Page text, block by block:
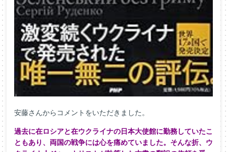
安藤さんからコメントをいただきました。
過去に在ロシアと在ウクライナの日本大使館に勤務していたこ
ともあり、両国の戦争には心を痛めていました。そんな折、ウ